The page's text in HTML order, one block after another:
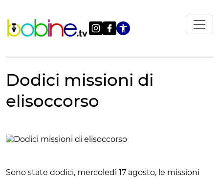
contenuto
Apri le
Dodici missioni di
elisoccorso
Sono state dodici, mercoledì 17 agosto, le missioni